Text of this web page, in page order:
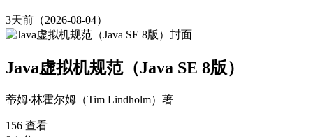
3天前 （2026-08-04）
Java虚拟机规范（Java SE 8版）
蒂姆·林霍尔姆（Tim Lindholm） 著
156 查看